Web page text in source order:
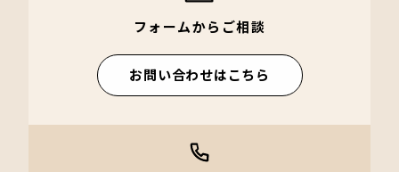
フォームからご相談
お問い合わせはこちら